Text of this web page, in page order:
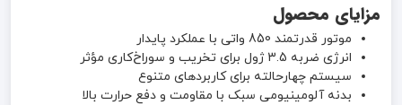
مزایای محصول
موتور قدرتمند 850 واتی با عملکرد پایدار
انرژی ضربه 3.5 ژول برای تخریب و سوراخ‌کاری مؤثر
سیستم چهارحالته برای کاربردهای متنوع
بدنه آلومینیومی سبک با مقاومت و دفع حرارت بالا